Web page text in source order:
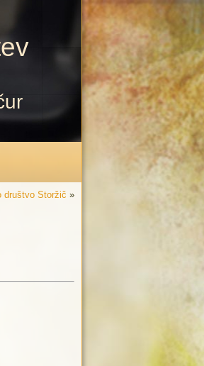
društvo Storžič »